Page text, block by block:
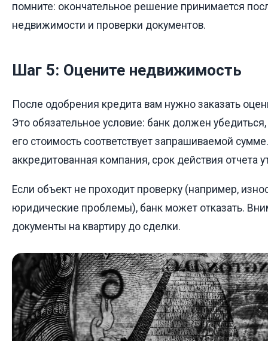
помните: окончательное решение принимается
недвижимости и проверки документов.
Шаг 5: Оцените недвижимость
После одобрения кредита вам нужно заказать
Это обязательное условие: банк должен
его стоимость соответствует запрашиваемой
аккредитованная компания, срок действия отчета
Если объект не проходит проверку (например,
юридические проблемы), банк может отказать.
документы на квартиру до сделки.